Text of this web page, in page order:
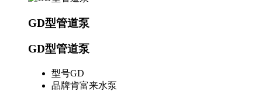
GD型管道泵
GD型管道泵
型号GD
品牌肯富来水泵